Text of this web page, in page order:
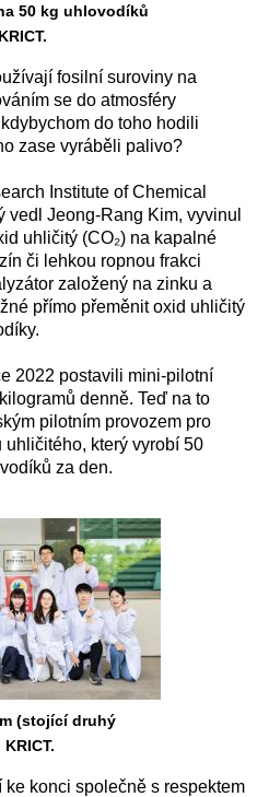
50 kg uhlovodíků
fosilní suroviny na
se do atmosféry
do toho hodili
zase vyráběli palivo?
Institute of Chemical
vedl Jeong-Rang Kim, vyvinul
uhličitý (CO₂) na kapalné
či lehkou ropnou frakci
založený na zinku a
přímo přeměnit oxid uhličitý
2022 postavili mini-pilotní
denně. Teď na to
pilotním provozem pro
který vyrobí 50
za den.
(stojící druhý
konci společně s respektem